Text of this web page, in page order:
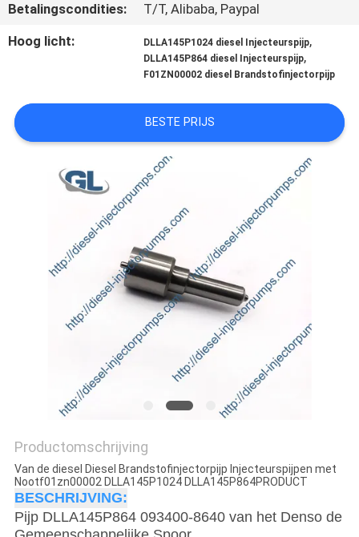
VRAAG
EEN
SITEMAP
PRIVACYBELEID
Betalingscondities:
T/T, Alibaba, Paypal
Hoog licht:
DLLA145P1024 diesel Injecteurspijp,
DLLA145P864 diesel Injecteurspijp,
F01ZN00002 diesel Brandstofinjectorpijp
BESTE PRIJS
Productomschrijving
Van de diesel Diesel Brandstofinjectorpijp Injecteurspijpen met
Nootf01zn00002 DLLA145P1024 DLLA145P864PRODUCT
BESCHRIJVING:
Pijp DLLA145P864 093400-8640 van het Denso de